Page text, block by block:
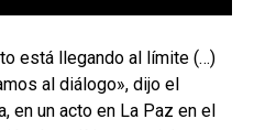
está llegando al límite (…)
al diálogo», dijo el
en un acto en La Paz en el